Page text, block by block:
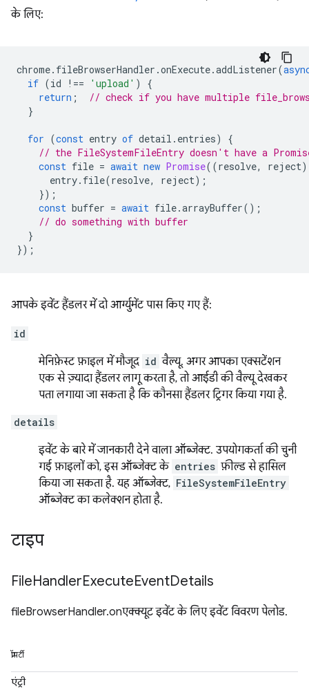
के लिए:
chrome. fileBrowserHandler .onExecute.addListener(
if (id !== 'upload' )
{
return ;
// check if you have multiple
}
for (const entry of detail . entries)
{
// the FileSystemFileEntry doesn't have a
const file = await new Promise((resolve, reject)
entry. file(resolve, reject);
});
const buffer = await file.arrayBuffer();
// do something with buffer
}
});
आपके इवेंट हैंडलर में दो आर्ग्युमेंट पास किए गए हैं:
id
मेनिफ़ेस्ट फ़ाइल में मौजूद id वैल्यू. अगर आपका एक्सटेंशन
एक से ज़्यादा हैंडलर लागू करता है, तो आईडी की वैल्यू देखकर
पता लगाया जा सकता है कि कौनसा हैंडलर ट्रिगर किया गया है.
details
इवेंट के बारे में जानकारी देने वाला ऑब्जेक्ट. उपयोगकर्ता की चुनी
गई फ़ाइलों को, इस ऑब्जेक्ट के entries फ़ील्ड से हासिल
किया जा सकता है. यह ऑब्जेक्ट, FileSystemFileEntry
ऑब्जेक्ट का कलेक्शन होता है.
टाइप
FileHandlerExecuteEventDetails
fileBrowserHandler.onएक्क्यूट इवेंट के लिए इवेंट विवरण पेलोड.
प्रॉपर्टी
एंट्री